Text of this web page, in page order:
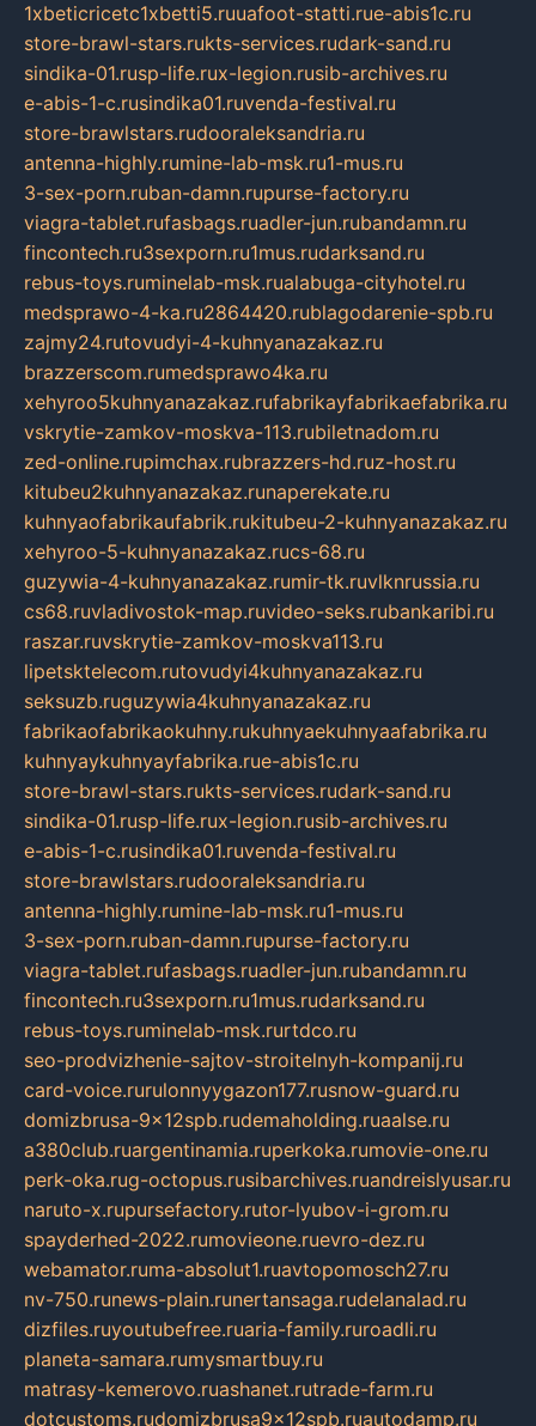
1xbeticricetc1xbetti5.ruuafoot-statti.rue-abis1c.ru
store-brawl-stars.rukts-services.rudark-sand.ru
sindika-01.rusp-life.rux-legion.rusib-archives.ru
e-abis-1-c.rusindika01.ruvenda-festival.ru
store-brawlstars.rudooraleksandria.ru
antenna-highly.rumine-lab-msk.ru1-mus.ru
3-sex-porn.ruban-damn.rupurse-factory.ru
viagra-tablet.rufasbags.ruadler-jun.rubandamn.ru
fincontech.ru3sexporn.ru1mus.rudarksand.ru
rebus-toys.ruminelab-msk.rualabuga-cityhotel.ru
medsprawo-4-ka.ru2864420.rublagodarenie-spb.ru
zajmy24.rutovudyi-4-kuhnyanazakaz.ru
brazzerscom.rumedsprawo4ka.ru
xehyroo5kuhnyanazakaz.rufabrikayfabrikaefabrika.ru
vskrytie-zamkov-moskva-113.rubiletnadom.ru
zed-online.rupimchax.rubrazzers-hd.ruz-host.ru
kitubeu2kuhnyanazakaz.runaperekate.ru
kuhnyaofabrikaufabrik.rukitubeu-2-kuhnyanazakaz.ru
xehyroo-5-kuhnyanazakaz.rucs-68.ru
guzywia-4-kuhnyanazakaz.rumir-tk.ruvlknrussia.ru
cs68.ruvladivostok-map.ruvideo-seks.rubankaribi.ru
raszar.ruvskrytie-zamkov-moskva113.ru
lipetsktelecom.rutovudyi4kuhnyanazakaz.ru
seksuzb.ruguzywia4kuhnyanazakaz.ru
fabrikaofabrikaokuhny.rukuhnyaekuhnyaafabrika.ru
kuhnyaykuhnyayfabrika.rue-abis1c.ru
store-brawl-stars.rukts-services.rudark-sand.ru
sindika-01.rusp-life.rux-legion.rusib-archives.ru
e-abis-1-c.rusindika01.ruvenda-festival.ru
store-brawlstars.rudooraleksandria.ru
antenna-highly.rumine-lab-msk.ru1-mus.ru
3-sex-porn.ruban-damn.rupurse-factory.ru
viagra-tablet.rufasbags.ruadler-jun.rubandamn.ru
fincontech.ru3sexporn.ru1mus.rudarksand.ru
rebus-toys.ruminelab-msk.rurtdco.ru
seo-prodvizhenie-sajtov-stroitelnyh-kompanij.ru
card-voice.rurulonnyygazon177.rusnow-guard.ru
domizbrusa-9x12spb.rudemaholding.ruaalse.ru
a380club.ruargentinamia.ruperkoka.rumovie-one.ru
perk-oka.rug-octopus.rusibarchives.ruandreislyusar.ru
naruto-x.rupursefactory.rutor-lyubov-i-grom.ru
spayderhed-2022.rumovieone.ruevro-dez.ru
webamator.ruma-absolut1.ruavtopomosch27.ru
nv-750.runews-plain.runertansaga.rudelanalad.ru
dizfiles.ruyoutubefree.ruaria-family.ruroadli.ru
planeta-samara.rumysmartbuy.ru
matrasy-kemerovo.ruashanet.rutrade-farm.ru
dotcustoms.rudomizbrusa9x12spb.ruautodamp.ru